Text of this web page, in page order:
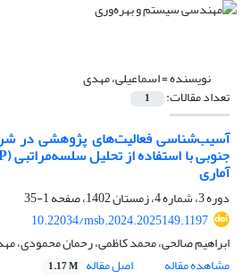
نویسنده =اسماعیلی، مهدی
تعداد مقالات: 1
آسیب‌شناسی فعالیت‌های پژوهشی در
آماری
دوره 3، شماره 4، زمستان 1402، صفحه
1-35
10.22034/msb.2024.2025149.1197
ابراهیم صالحی، محمد کاظمی، رحمان محمودی،
مشاهده مقاله
اصل مقاله 1.17 M